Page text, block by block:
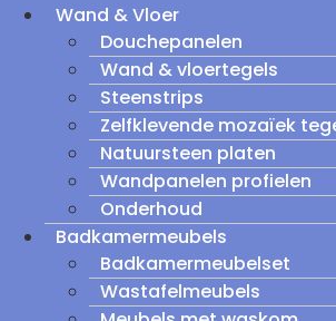
Wand & Vloer
Douchepanelen
Wand & vloertegels
Steenstrips
Zelfklevende mozaïek
Natuursteen platen
Wandpanelen profielen
Onderhoud
Badkamermeubels
Badkamermeubelset
Wastafelmeubels